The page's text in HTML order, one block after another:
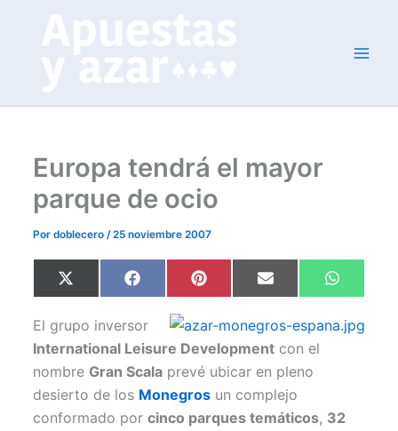
Europa tendrá el mayor
parque de ocio
Pordoblecero/25 noviembre 2007
Compartir
en
X
(
w
i
t
t
e
)
Compartir
en
F
a
e
b
o
o
k
Compartir
en
P
i
t
e
r
e
s
Compartir
en
E
m
i
l
en
W
h
t
s
El grupo inversor
International Leisure Development con el
nombre Gran Scala prevé ubicar en pleno
desierto de los Monegros un complejo
conformado porcinco parques temáticos, 32